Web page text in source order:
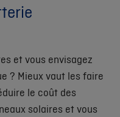
et vous envisagez
? Mieux vaut les faire
le coût des
solaires et vous